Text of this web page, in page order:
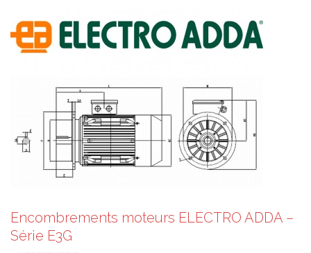
Encombrements moteurs ELECTRO ADDA –
Série E3G